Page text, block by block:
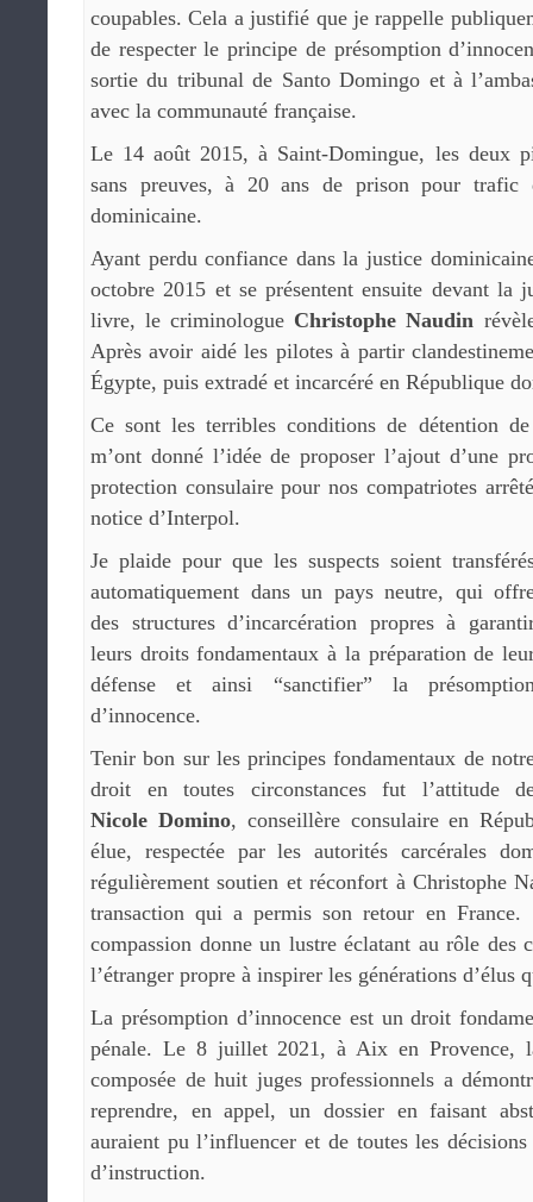
coupables. Cela a justifié que je rappelle
de respecter le principe de présomption
sortie du tribunal de Santo Domingo et à
avec la communauté française.
Le 14 août 2015, à Saint-Domingue, les deux
sans preuves, à 20 ans de prison pour trafic
dominicaine.
Ayant perdu confiance dans la justice
octobre 2015 et se présentent ensuite devant la
livre, le criminologue Christophe Naudin
Après avoir aidé les pilotes à partir
Égypte, puis extradé et incarcéré en République
Ce sont les terribles conditions de détention
m’ont donné l’idée de proposer l’ajout d’une
protection consulaire pour nos compatriotes
notice d’Interpol.
Je plaide pour que les suspects soient
automatiquement dans un pays neutre, qui
des structures d’incarcération propres à
leurs droits fondamentaux à la préparation de
défense et ainsi “sanctifier” la
d’innocence.
Tenir bon sur les principes fondamentaux de
droit en toutes circonstances fut l’attitude
Nicole Domino, conseillère consulaire en
élue, respectée par les autorités carcérales
régulièrement soutien et réconfort à Christophe
transaction qui a permis son retour en
compassion donne un lustre éclatant au rôle des
l’étranger propre à inspirer les générations d’élus
La présomption d’innocence est un droit
pénale. Le 8 juillet 2021, à Aix en Provence,
composée de huit juges professionnels a
reprendre, en appel, un dossier en faisant
auraient pu l’influencer et de toutes les décisions
d’instruction.